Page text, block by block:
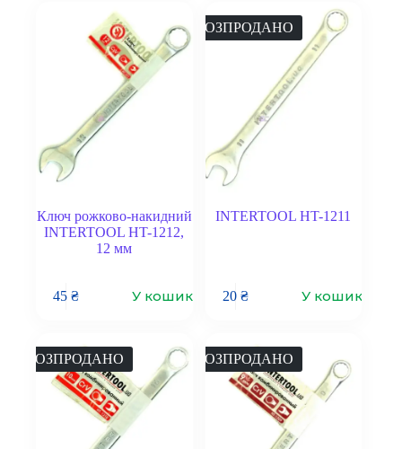
Ключ рожково-накидний
INTERTOOL HT-1212,
12 мм
45₴ У кошик
РОЗПРОДАНО
INTERTOOL HT-1211
20 ₴ У кошик
РОЗПРОДАНО РОЗПРОДАНО